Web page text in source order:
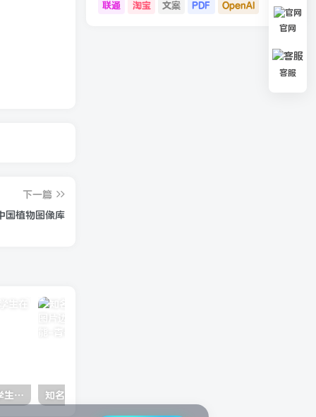
下一篇
国植物图像库
模拟名企校园招聘真题 大学生在线面试刷题
联通
淘宝 文案 PDF OpenAI
官网
客服